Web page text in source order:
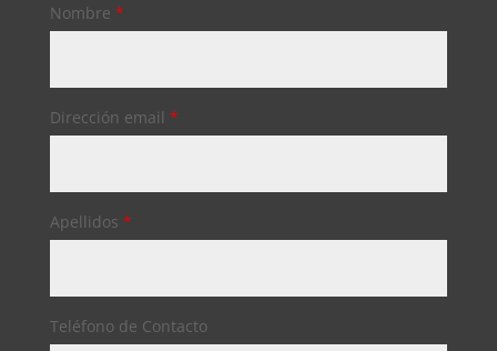
Nombre *
Dirección email *
Apellidos *
Teléfono de Contacto